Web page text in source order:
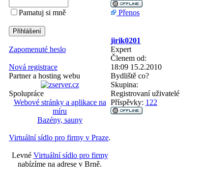
Pamatuj si mně
Zapomenuté heslo
Nová registrace
Partner a hosting webu
Spolupráce
Webové stránky a aplikace na
míru
Bazény, sauny
Virtuální sídlo pro firmy v Praze.
Levné Virtuální sídlo pro firmy
nabízíme na adrese v Brně.
Přenos
jirik0201
Expert
Členem od:
18:09 15.2.2010
Bydliště co?
Skupina:
Registrovaní uživatelé
Příspěvky: 122